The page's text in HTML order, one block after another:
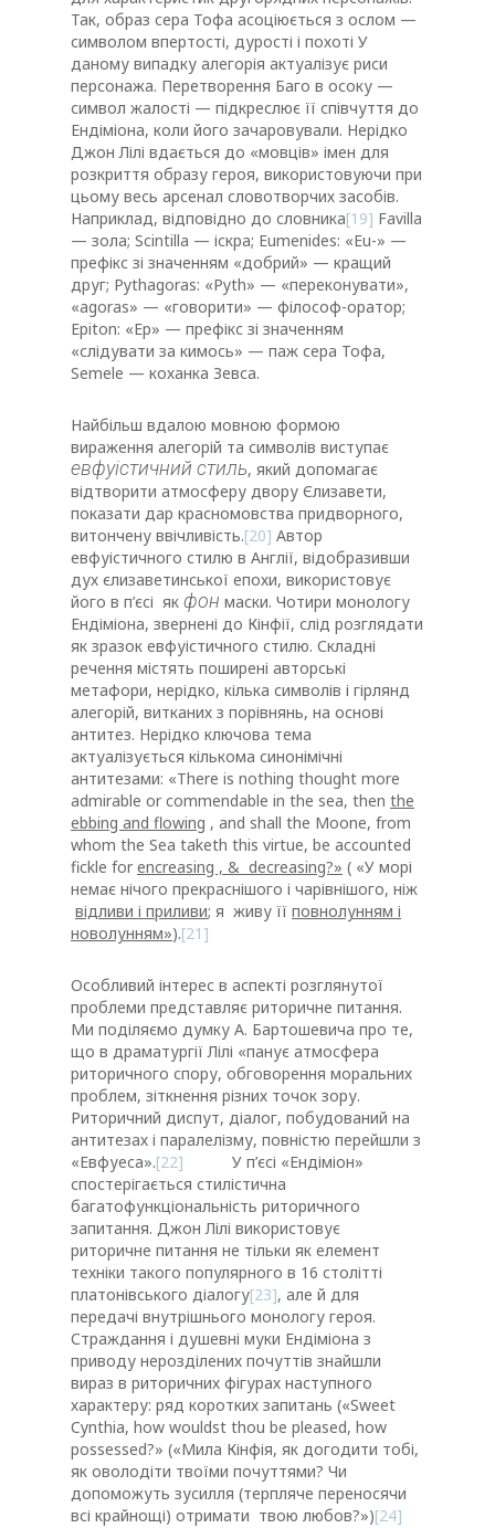
Так, образ сера Тофа асоціюється з ослом —
символом впертості, дурості і похоті У
даному випадку алегорія актуалізує риси
персонажа. Перетворення Баго в осоку —
символ жалості — підкреслює її співчуття до
Ендіміона, коли його зачаровували. Нерідко
Джон Лілі вдається до «мовців» імен для
розкриття образу героя, використовуючи при
цьому весь арсенал словотворчих засобів.
Наприклад, відповідно до словника[19] Favilla
— зола; Scintilla — іскра; Eumenides: «Eu-» —
префікс зі значенням «добрий» — кращий
друг; Pythagoras: «Pyth» — «переконувати»,
«agoras» — «говорити» — філософ-оратор;
Epiton: «Ep» — префікс зі значенням
«слідувати за кимось» — паж сера Тофа,
Semele — коханка Зевса.
Найбільш вдалою мовною формою
вираження алегорій та символів виступає
евфуістичний стиль, який допомагає
відтворити атмосферу двору Єлизавети,
показати дар красномовства придворного,
витончену ввічливість.[20] Автор
евфуістичного стилю в Англії, відобразивши
дух єлизаветинської епохи, використовує
його в п’єсі як фон маски. Чотири монологу
Ендіміона, звернені до Кінфії, слід розглядати
як зразок евфуістичного стилю. Складні
речення містять поширені авторські
метафори, нерідко, кілька символів і гірлянд
алегорій, витканих з порівнянь, на основі
антитез. Нерідко ключова тема
актуалізується кількома синонімічні
антитезами: «There is nothing thought more
admirable or commendable in the sea, then the
ebbing and flowing , and shall the Moone, from
whom the Sea taketh this virtue, be accounted
fickle for encreasing , & decreasing?» ( «У морі
немає нічого прекраснішого і чарівнішого, ніж
відливи і приливи; я живу її повнолунням і
новолунням»).[21]
Особливий інтерес в аспекті розглянутої
проблеми представляє риторичне питання.
Ми поділяємо думку А. Бартошевича про те,
що в драматургії Лілі «панує атмосфера
риторичного спору, обговорення моральних
проблем, зіткнення різних точок зору.
Риторичний диспут, діалог, побудований на
антитезах і паралелізму, повністю перейшли з
«Евфуеса».[22] У п’єсі «Ендіміон»
спостерігається стилістична
багатофункціональність риторичного
запитання. Джон Лілі використовує
риторичне питання не тільки як елемент
техніки такого популярного в 16 столітті
платонівського діалогу[23], але й для
передачі внутрішнього монологу героя.
Страждання і душевні муки Ендіміона з
приводу нерозділених почуттів знайшли
вираз в риторичних фігурах наступного
характеру: ряд коротких запитань («Sweet
Cynthia, how wouldst thou be pleased, how
possessed?» («Мила Кінфія, як догодити тобі,
як оволодіти твоїми почуттями? Чи
допоможуть зусилля (терпляче переносячи
всі крайнощі) отримати твою любов?»)[24]